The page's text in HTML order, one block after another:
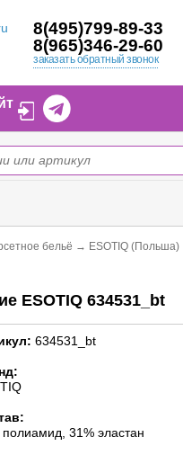
8(495)799-89-33
8(965)346-29-60
заказать обратный звонок
бельё → ESOTIQ (Польша)
ESOTIQ 634531_bt
634531_bt
полиамид, 31% эластан